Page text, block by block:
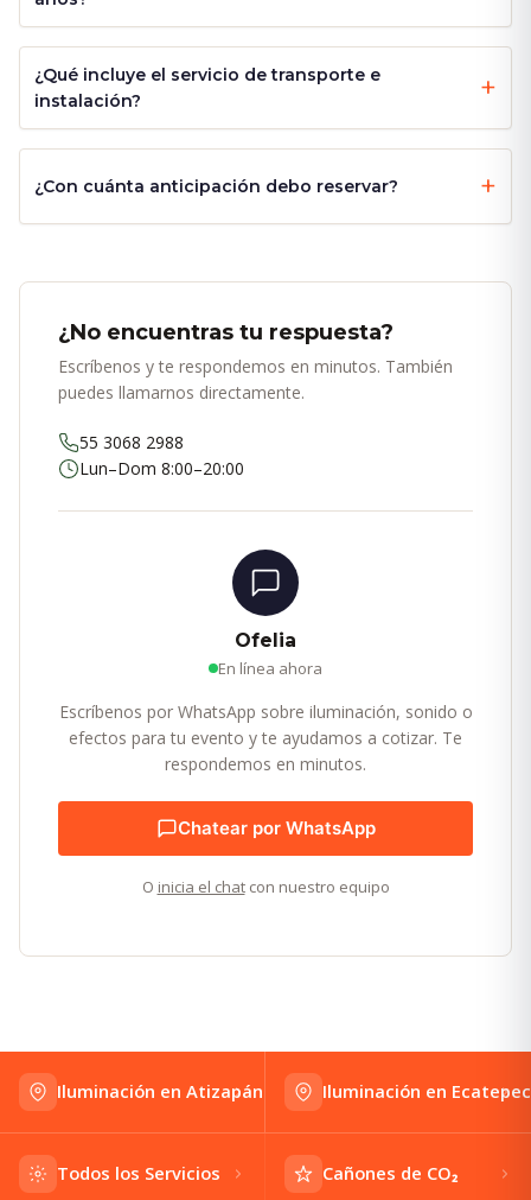
¿Qué incluye el servicio de transporte e
instalación?
¿Con cuánta anticipación debo reservar?
¿No encuentras tu respuesta?
Escríbenos y te respondemos en minutos. También
puedes llamarnos directamente.
55 3068 2988
Lun–Dom 8:00–20:00
Ofelia
En línea ahora
Escríbenos por WhatsApp sobre iluminación, sonido o
efectos para tu evento y te ayudamos a cotizar. Te
respondemos en minutos.
Chatear por WhatsApp
O inicia el chatcon nuestro equipo
Iluminación en Atizapán Iluminación en Ecatepec
Todos los Servicios Cañones de CO₂